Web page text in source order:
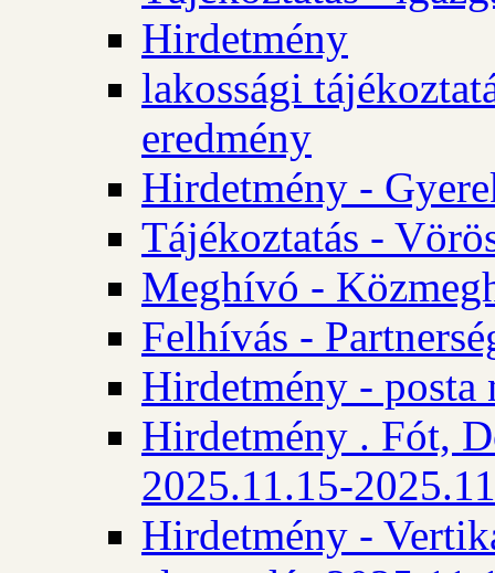
Hirdetmény
lakossági
eredmény
Hirdetmény -
Tájékoztatás -
Meghívó -
Felhívás -
Hirdetmény - posta
Hirdetmény . Fót,
2025.11.15-
Hirdetmény -